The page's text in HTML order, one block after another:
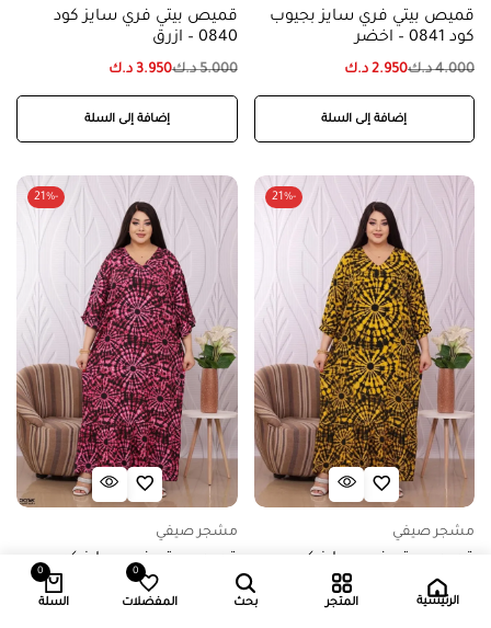
قميص بيتي فري سايز بجيوب
كود 0841 – اخضر
4.000 د.ك2.950 د.ك
إضافة إلى السلة
قميص بيتي فري سايز كود
0840 – ازرق
5.000 د.ك3.950 د.ك
إضافة إلى السلة
-21%
مشجر صيفي
قميص بيتي فري سايز كود
0840 – اصفر
5.000 د.ك
-21%
مشجر صيفي
قميص بيتي فري سايز كود
0840 – عنابي
الرئيسية المتجر بحث
0
المفضلات
0
السلة